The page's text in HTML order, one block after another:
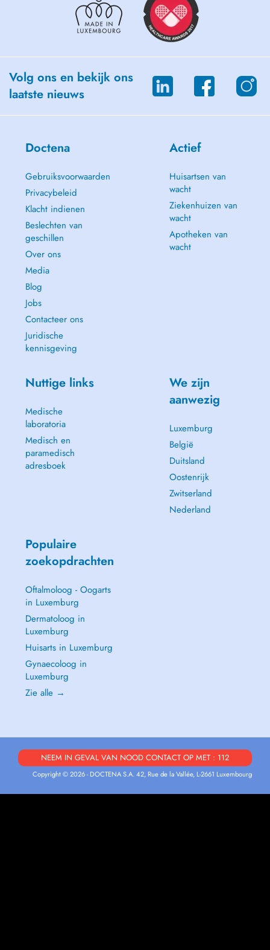
Volg ons en bekijk ons
laatste nieuws
Doctena
Gebruiksvoorwaarden
Privacybeleid
Klacht indienen
Beslechten van
geschillen
Over ons
Media
Blog
Jobs
Contacteer ons
Juridische
kennisgeving
Actief
Huisartsen van
wacht
Ziekenhuizen van
wacht
Apotheken van
wacht
Nuttige links
Medische
laboratoria
Medisch en
paramedisch
adresboek
We zijn
aanwezig
Luxemburg
België
Duitsland
Oostenrijk
Zwitserland
Nederland
Populaire
zoekopdrachten
Oftalmoloog - Oogarts
in Luxemburg
Dermatoloog in
Luxemburg
Huisarts in Luxemburg
Gynaecoloog in
Luxemburg
Zie alle →
NEEM IN GEVAL VAN NOOD CONTACT OP MET : 112
Copyright © 2026 - DOCTENA S.A. 42, Rue de la Vallée, L-2661 Luxembourg